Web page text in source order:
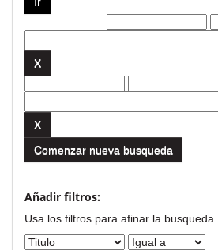
Comenzar nueva busqueda
Añadir filtros:
Usa los filtros para afinar la busqueda.